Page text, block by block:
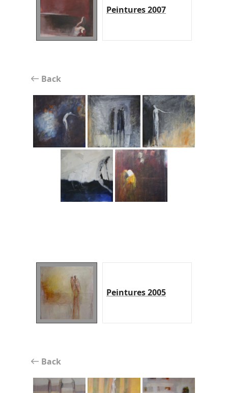
Peintures 2007
Back
Peintures 2005
Back